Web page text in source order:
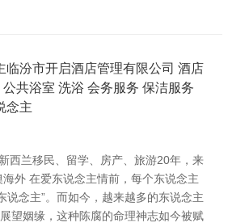
临汾市开启酒店管理有限公司 酒店
共浴室 洗浴 会务服务 保洁服务
念主
西兰移民、留学、房产、旅游20年，来
外 在爱东说念主情前，每个东说念主
说念主”。而如今，越来越多的东说念主
望姻缘，这种陈腐的命理神志如今被赋